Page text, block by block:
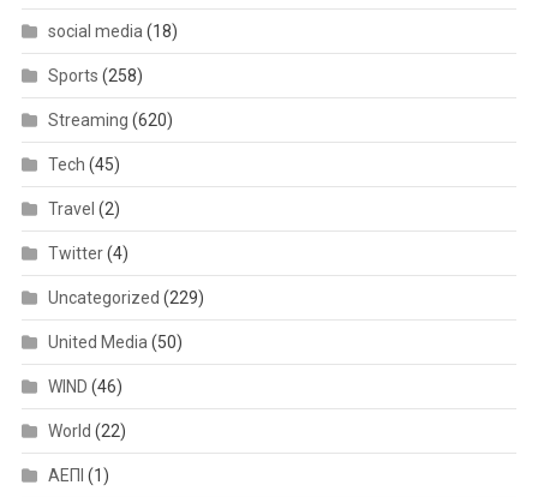
social media(18)
Sports (258)
Streaming (620)
Tech (45)
Travel (2)
Twitter(4)
Uncategorized (229)
United Media(50)
WIND (46)
World (22)
ΑΕΠΙ (1)